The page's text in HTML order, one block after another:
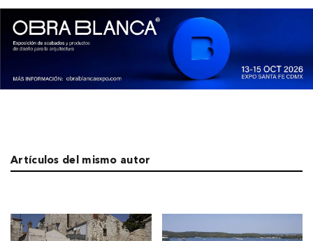
Artículos del mismo autor